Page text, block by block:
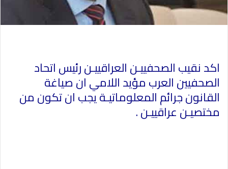
اكد نقيب الصحفييـن العراقييـن رئيس اتحاد
الصحفيين العرب مؤيد اللامي ان صياغة
القانون جرائم المعلوماتيـة يجب ان تكون من
مختصيـن عراقييـن .